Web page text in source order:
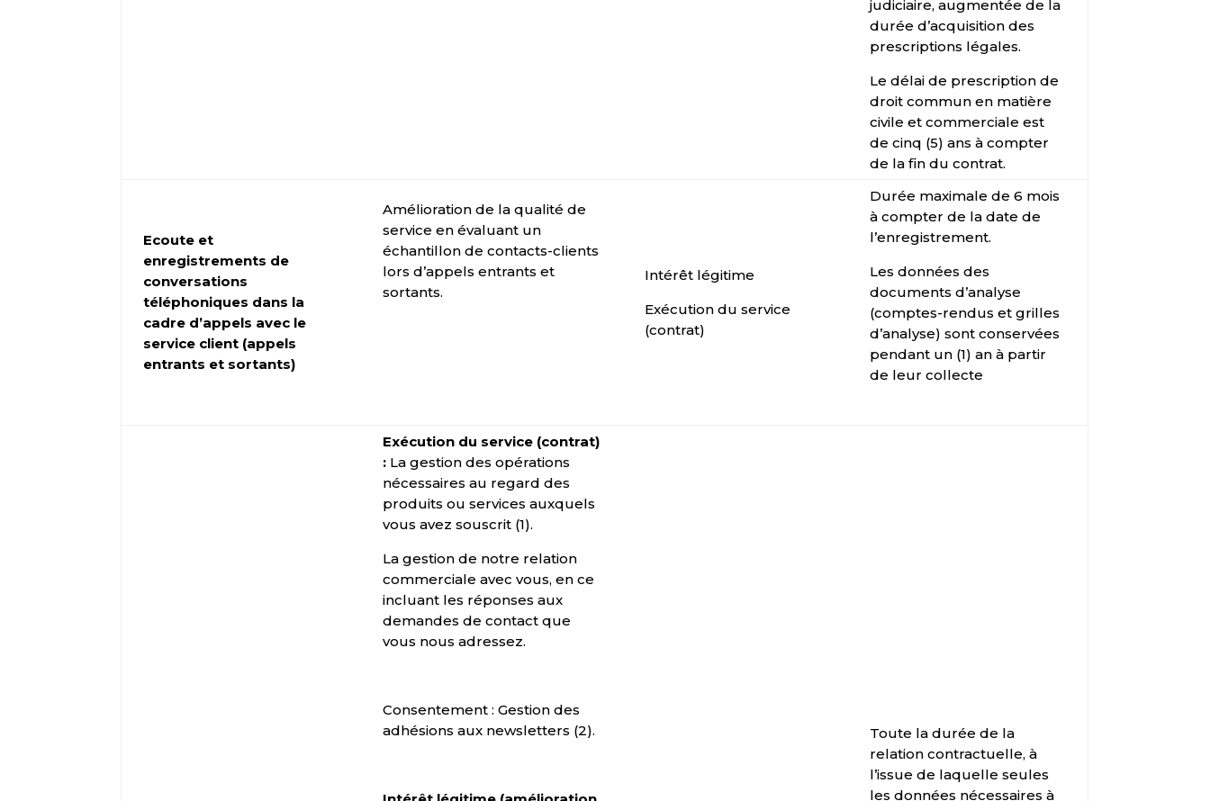
judiciaire, augmentée de la
durée d’acquisition des
prescriptions légales.
Le délai de prescription de
droit commun en matière
civile et commerciale est
de cinq (5) ans à compter
de la fin du contrat.
Ecoute et
enregistrements de
conversations
téléphoniques dans la
cadre d’appels avec le
service client (appels
entrants et sortants)
Amélioration de la qualité de
service en évaluant un
échantillon de contacts-clients
lors d’appels entrants et
sortants.
Intérêt légitime
Exécution du service
(contrat)
Durée maximale de 6 mois
à compter de la date de
l’enregistrement.
Les données des
documents d’analyse
(comptes-rendus et grilles
d’analyse) sont conservées
pendant un (1) an à partir
de leur collecte
Exécution du service (contrat)
: La gestion des opérations
nécessaires au regard des
produits ou services auxquels
vous avez souscrit (1).
La gestion de notre relation
commerciale avec vous, en ce
incluant les réponses aux
demandes de contact que
vous nous adressez.
Consentement : Gestion des
adhésions aux newsletters (2).
Toute la durée de la
relation contractuelle, à
l’issue de laquelle seules
les données nécessaires à